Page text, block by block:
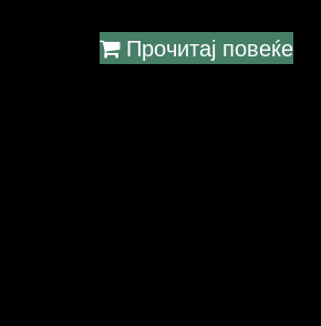
Прочитај повеќе